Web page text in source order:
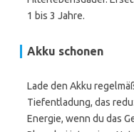
1 bis 3 Jahre.
Akku schonen
Lade den Akku
Tiefentladung, das
Energie, wenn du das